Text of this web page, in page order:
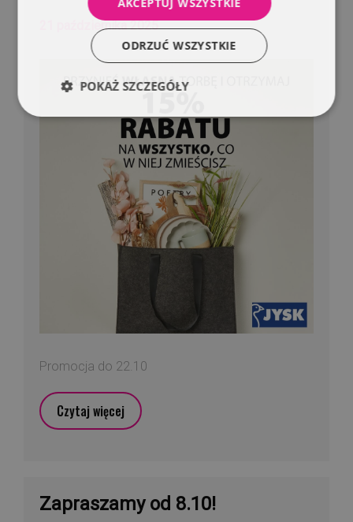
21 października 2025
Promocja do 22.10
Czytaj więcej
Zapraszamy od 8.10!
ODRZUĆ WSZYSTKIE
POKAŻ SZCZEGÓŁY